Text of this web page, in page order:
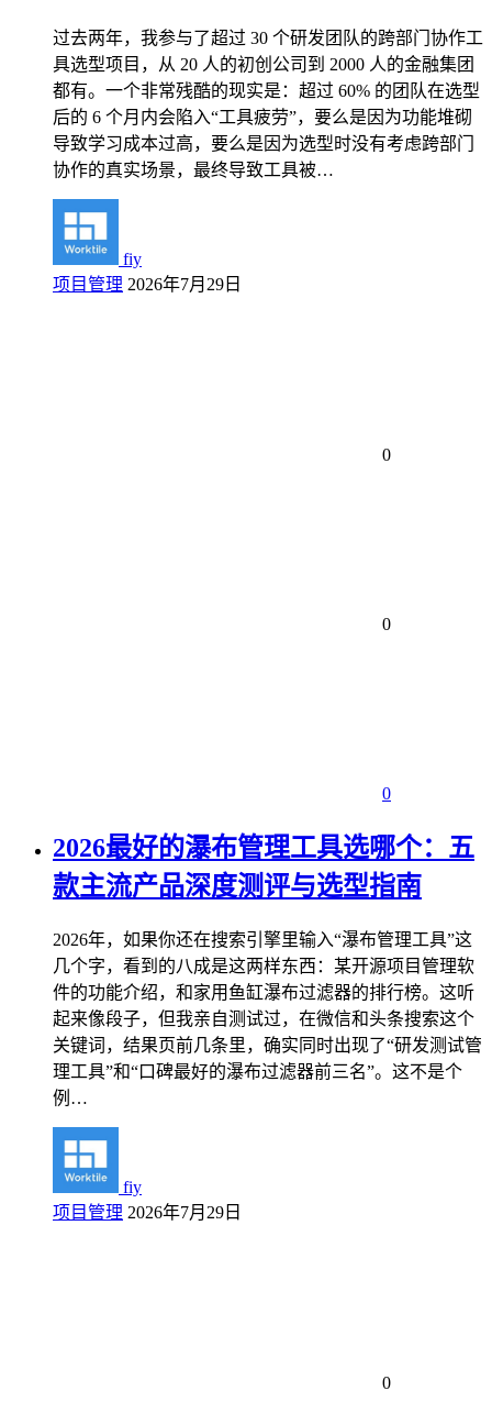
过去两年，我参与了超过 30 个研发团队的跨部门协作工
具选型项目，从 20 人的初创公司到 2000 人的金融集团
都有。一个非常残酷的现实是：超过 60% 的团队在选型
后的 6 个月内会陷入“工具疲劳”，要么是因为功能堆砌
导致学习成本过高，要么是因为选型时没有考虑跨部门
协作的真实场景，最终导致工具被…
fiy
项目管理 2026年7月29日
0
0
0
2026最好的瀑布管理工具选哪个：五
款主流产品深度测评与选型指南
2026年，如果你还在搜索引擎里输入“瀑布管理工具”这
几个字，看到的八成是这两样东西：某开源项目管理软
件的功能介绍，和家用鱼缸瀑布过滤器的排行榜。这听
起来像段子，但我亲自测试过，在微信和头条搜索这个
关键词，结果页前几条里，确实同时出现了“研发测试管
理工具”和“口碑最好的瀑布过滤器前三名”。这不是个
例…
fiy
项目管理 2026年7月29日
0